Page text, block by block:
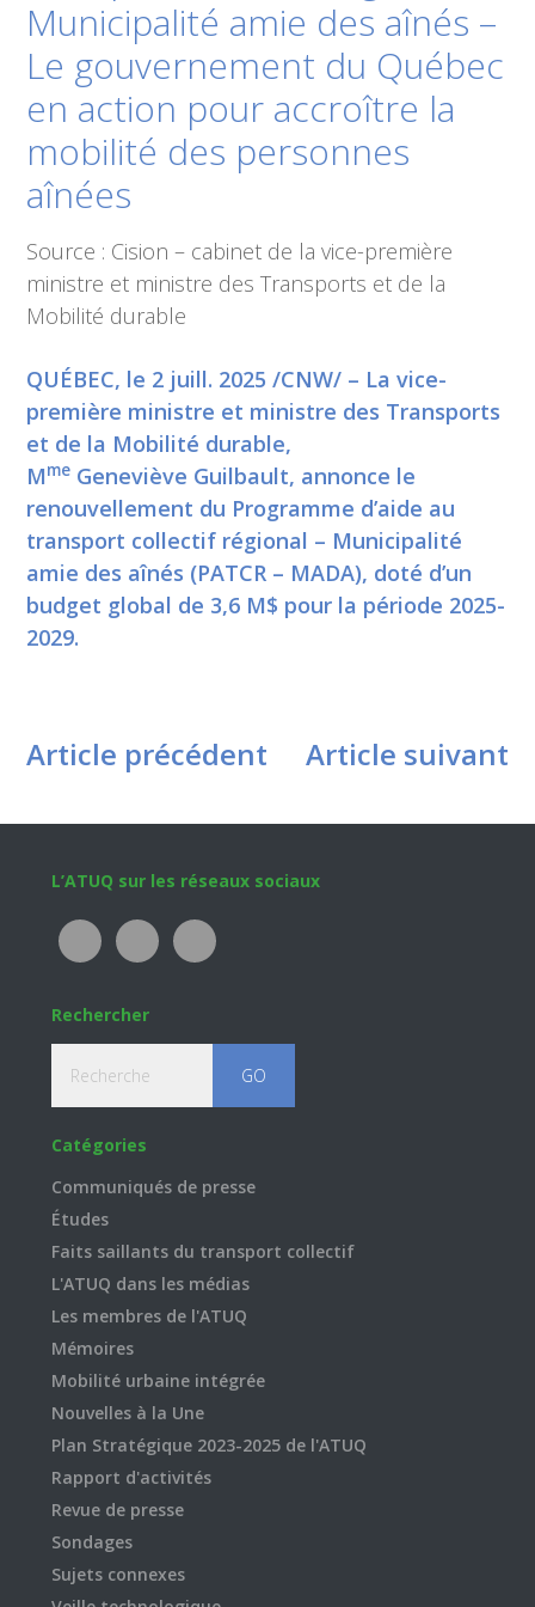
Municipalité amie des aînés –
Le gouvernement du Québec
en action pour accroître la
mobilité des personnes
aînées
Source : Cision – cabinet de la vice-première
ministre et ministre des Transports et de la
Mobilité durable
QUÉBEC, le 2 juill. 2025 /CNW/ – La vice-
première ministre et ministre des Transports
et de la Mobilité durable,
Mme Geneviève Guilbault, annonce le
renouvellement du Programme d’aide au
transport collectif régional – Municipalité
amie des aînés (PATCR – MADA), doté d’un
budget global de 3,6 M$ pour la période 2025-
2029.
Article précédent Article suivant
Footer
L’ATUQ sur les réseaux sociaux
Rechercher
Catégories
Communiqués de presse
Études
Faits saillants du transport collectif
L'ATUQ dans les médias
Les membres de l'ATUQ
Mémoires
Mobilité urbaine intégrée
Nouvelles à la Une
Plan Stratégique 2023-2025 de l'ATUQ
Rapport d'activités
Revue de presse
Sondages
Sujets connexes